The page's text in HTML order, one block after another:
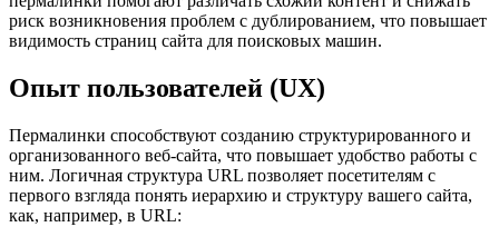
риск возникновения проблем с дублированием, что повышает
видимость страниц сайта для поисковых машин.
Опыт пользователей (UX)
Пермалинки способствуют созданию структурированного и
организованного веб-сайта, что повышает удобство работы с
ним. Логичная структура URL позволяет посетителям с
первого взгляда понять иерархию и структуру вашего сайта,
как, например, в URL: